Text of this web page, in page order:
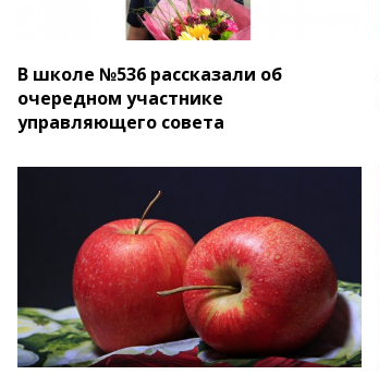
В школе №536 рассказали об
очередном участнике
управляющего совета